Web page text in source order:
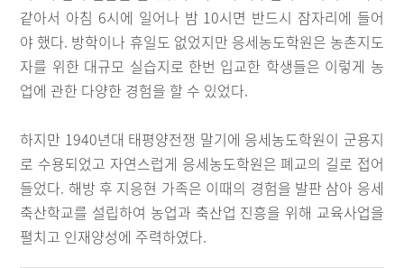
같아서 아침 6시에 일어나 밤 10시면 반드시 잠자리에 들어
야 했다. 방학이나 휴일도 없었지만 응세농도학원은 농촌지도
자를 위한 대규모 실습지로 한번 입교한 학생들은 이렇게 농
업에 관한 다양한 경험을 할 수 있었다.
하지만 1940년대 태평양전쟁 말기에 응세농도학원이 군용지
로 수용되었고 자연스럽게 응세농도학원은 폐교의 길로 접어
들었다. 해방 후 지응현 가족은 이때의 경험을 발판 삼아 응세
축산학교를 설립하여 농업과 축산업 진흥을 위해 교육사업을
펼치고 인재양성에 주력하였다.